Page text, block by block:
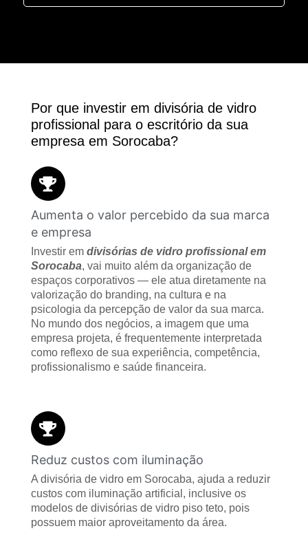
Por que investir em divisória de vidro
profissional para o escritório da sua
empresa em Sorocaba?
Aumenta o valor percebido da sua marca
e empresa
Investir em divisórias de vidro profissional em
Sorocaba, vai muito além da organização de
espaços corporativos — ele atua diretamente na
valorização do branding, na cultura e na
psicologia da percepção de valor da sua marca.
No mundo dos negócios, a imagem que uma
empresa projeta, é frequentemente interpretada
como reflexo de sua experiência, competência,
profissionalismo e saúde financeira.
Reduz custos com iluminação
A divisória de vidro em Sorocaba, ajuda a reduzir
custos com iluminação artificial, inclusive os
modelos de divisórias de vidro piso teto, pois
possuem maior aproveitamento da área.